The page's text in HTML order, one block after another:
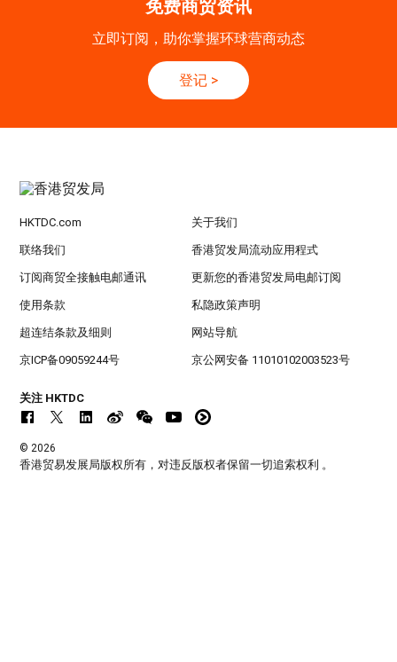
「香港好物节 (东盟)」2026
13.10.2026 - 16.10.2026
免费商贸资讯
立即订阅，助你掌握环球营商动态
登记 >
HKTDC.com 关于我们
联络我们 香港贸发局流动应用程式
订阅商贸全接触电邮通讯 更新您的香港贸发局电邮订阅
使用条款 私隐政策声明
超连结条款及细则 网站导航
京ICP备09059244号 京公网安备 11010102003523号
关注 HKTDC
© 2026
香港贸易发展局版权所有，对违反版权者保留一切追索权利 。